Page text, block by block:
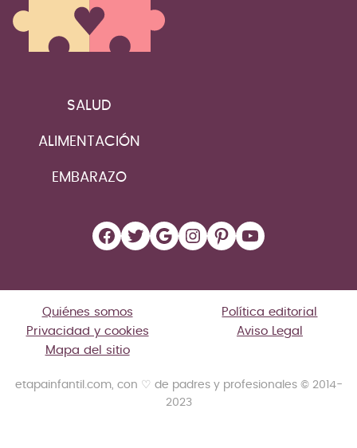
SALUD
ALIMENTACIÓN
EMBARAZO
Facebook
Twitter
Google
Instagram
Pinterest
YouTube
Quiénes somos
Política editorial
Privacidad y cookies
Aviso Legal
Mapa del sitio
etapainfantil.com, con ♡ de padres y profesionales © 2014-
2023